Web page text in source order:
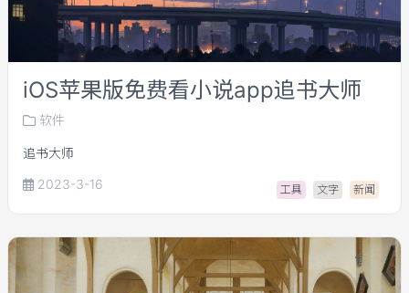
iOS苹果版免费看小说app追书大师
软件
追书大师
2023-3-16
工具 文字 新闻